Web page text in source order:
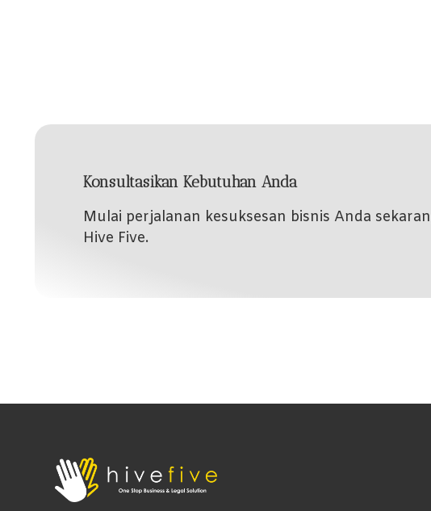
Konsultasikan Kebutuhan Anda
Mulai perjalanan kesuksesan bisnis Anda
Hive Five.